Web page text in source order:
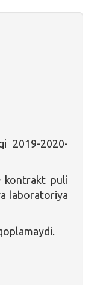
2019-2020-
kontrakt puli
laboratoriya